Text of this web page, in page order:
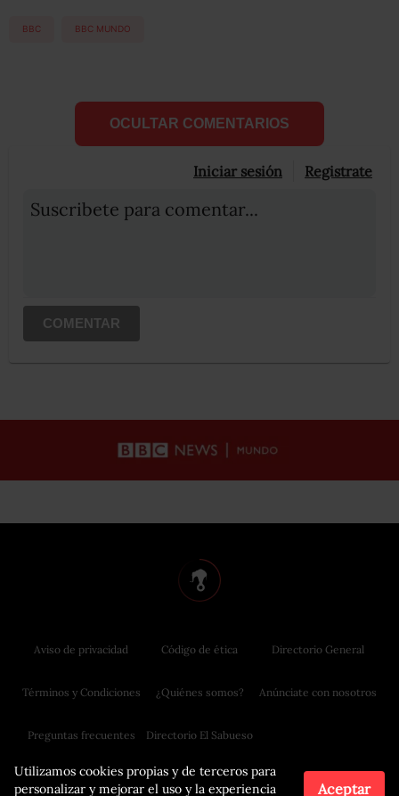
BBC BBC MUNDO
OCULTAR COMENTARIOS
Iniciar sesión Registrate
Suscribete para comentar...
COMENTAR
Utilizamos cookies propias y de terceros para
personalizar y mejorar el uso y la experiencia
Aceptar
Aviso de privacidad
Términos y Condiciones
Preguntas frecuentes
Código de ética
¿Quiénes somos?
Directorio El Sabueso
Directorio General
Anúnciate con nosotros